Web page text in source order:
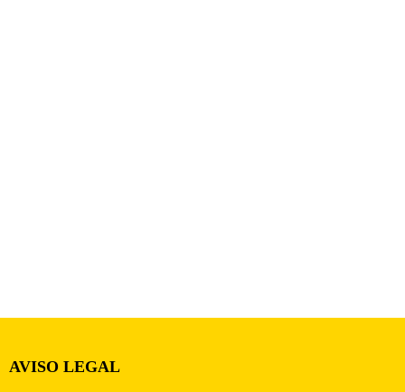
AVISO LEGAL